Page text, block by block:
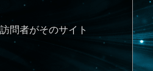
問者がそのサイト